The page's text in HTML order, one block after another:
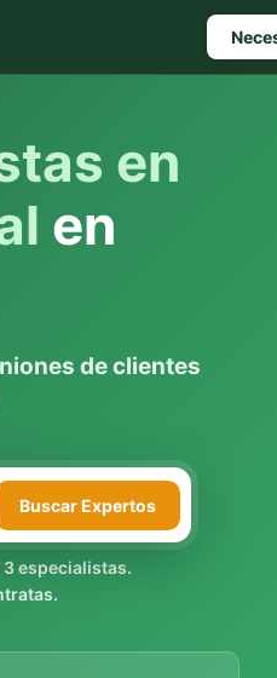
en
en
de clientes
BuscarExpertos
especialistas.